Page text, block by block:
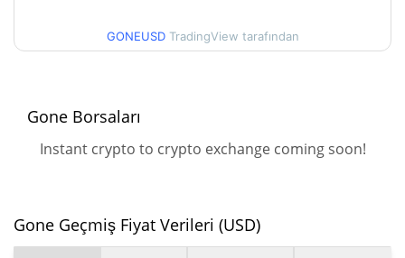
Tüm Zamanlar Yüksek
Ara 27, 2023 (2 yıl önce)
$0,00014388
99.91%
Tem 31, 2026 (9 gün önce)
GONEUSD TradingView tarafından
Gone Borsaları
Instant crypto to crypto exchange coming soon!
Gone Geçmiş Fiyat Verileri (USD)